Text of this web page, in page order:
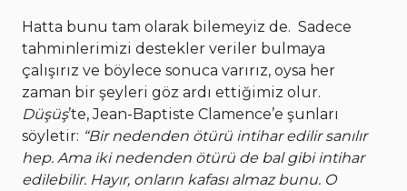
Hatta bunu tam olarak bilemeyiz de. Sadece
tahminlerimizi destekler veriler bulmaya
çalışırız ve böylece sonuca varırız, oysa her
zaman bir şeyleri göz ardı ettiğimiz olur.
Düşüş’te, Jean-Baptiste Clamence’e şunları
söyletir: “Bir nedenden ötürü intihar edilir sanılır
hep. Ama iki nedenden ötürü de bal gibi intihar
edilebilir. Hayır, onların kafası almaz bunu. O